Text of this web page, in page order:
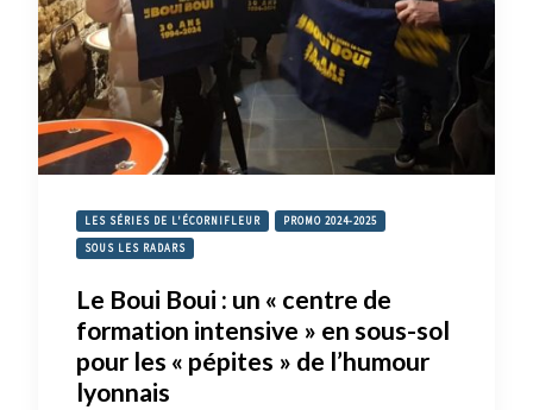
LES SÉRIES DE L'ÉCORNIFLEUR PROMO 2024-2025
SOUS LES RADARS
Le Boui Boui : un « centre de
formation intensive » en sous-sol
pour les « pépites » de l’humour
lyonnais